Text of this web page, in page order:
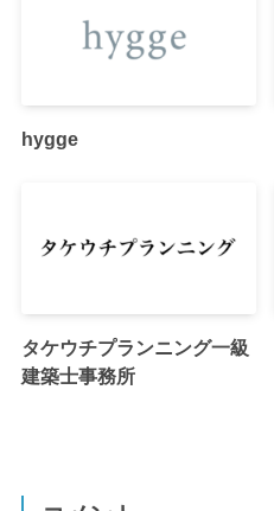
hygge
タケウチプランニング一級
建築士事務所